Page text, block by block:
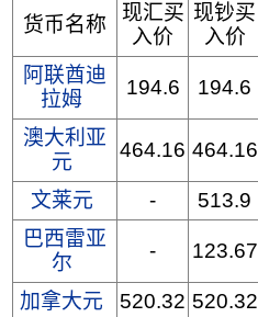
货币名称
现汇买
入价
现钞买
入价
阿联酋迪
拉姆
194.6 194.6
澳大利亚
元
464.16 464.16
文莱元 - 513.9
巴西雷亚
尔
- 123.67
加拿大元 520.32 520.32